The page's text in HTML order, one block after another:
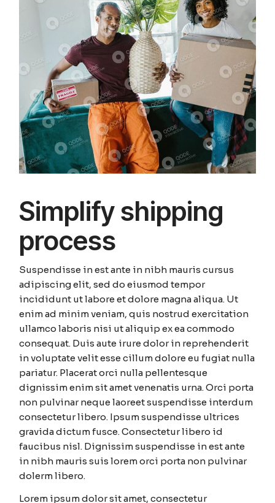
Simplify shipping
process
Suspendisse in est ante in nibh mauris cursus
adipiscing elit, sed do eiusmod tempor
incididunt ut labore et dolore magna aliqua. Ut
enim ad minim veniam, quis nostrud exercitation
ullamco laboris nisi ut aliquip ex ea commodo
consequat. Duis aute irure dolor in reprehenderit
in voluptate velit esse cillum dolore eu fugiat nulla
pariatur. Placerat orci nulla pellentesque
dignissim enim sit amet venenatis urna. Orci porta
non pulvinar neque laoreet suspendisse interdum
consectetur libero. Ipsum suspendisse ultrices
gravida dictum fusce. Consectetur libero id
faucibus nisl. Dignissim suspendisse in est ante
in nibh mauris suis lorem orci porta non pulvinar
dolerm libero.
Lorem ipsum dolor sit amet, consectetur